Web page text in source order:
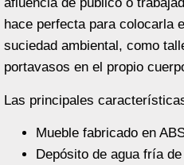
hace perfecta para colocarla
suciedad ambiental, como
portavasos en el propio
Las principales
Mueble fabricado en
Depósito de agua fría